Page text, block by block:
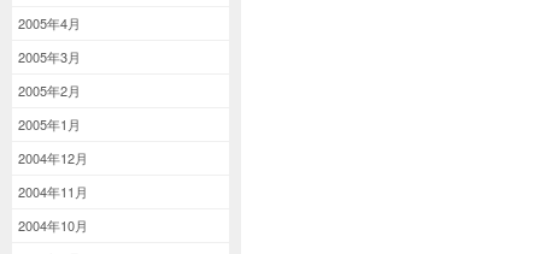
2005年4月
2005年3月
2005年2月
2005年1月
2004年12月
2004年11月
2004年10月